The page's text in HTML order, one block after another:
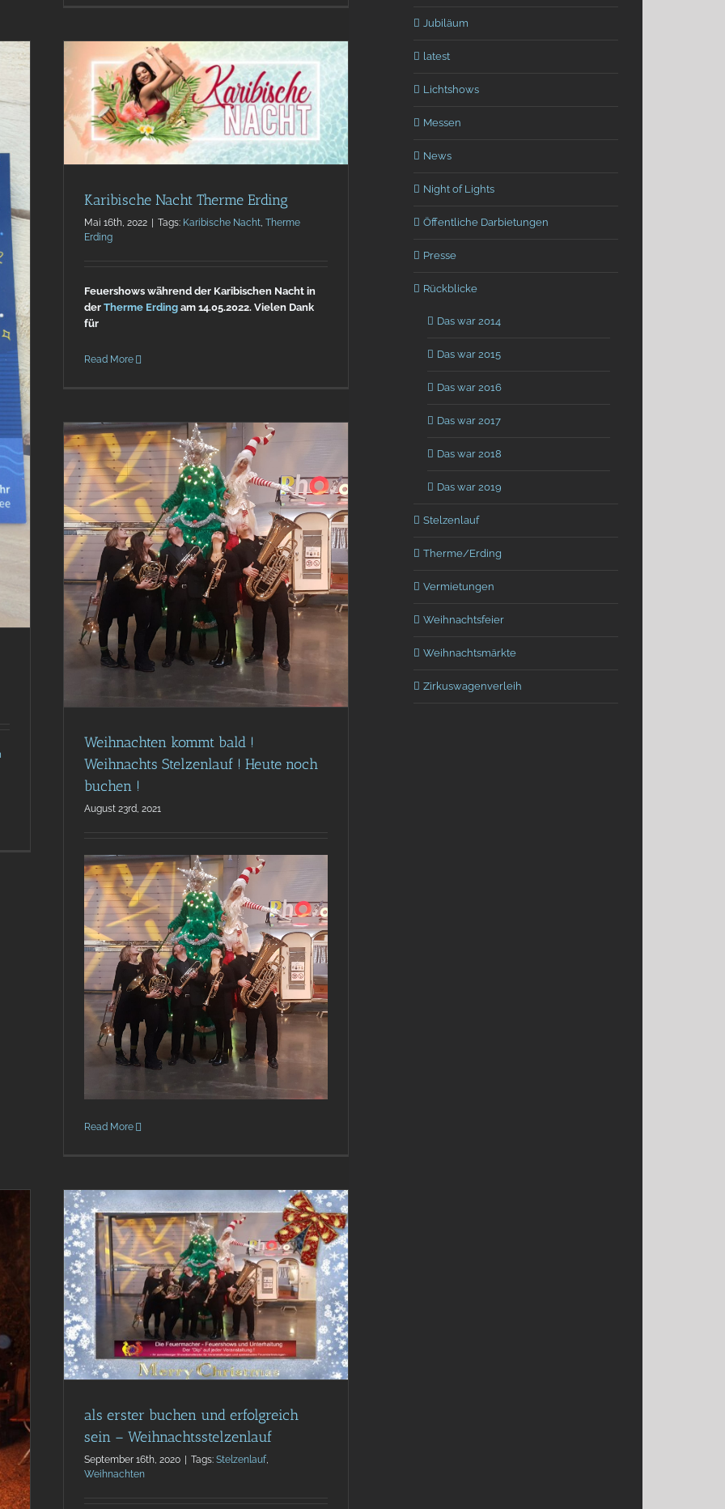
Karibische Nacht Therme Erding
Mai 16th, 2022 | Tags: Karibische Nacht, Therme
Erding
Feuershows während der Karibischen Nacht in
der Therme Erdingam 14.05.2022. Vielen Dank
für
Read More
Weihnachten kommt bald !
Weihnachts Stelzenlauf ! Heute noch
buchen !
August 23rd, 2021
Read More
–
als erster buchen und erfolgreich
sein – Weihnachtsstelzenlauf
September 16th, 2020 Tags: Stelzenlauf,
Weihnachten
Jubiläum
latest
Lichtshows
Messen
News
Night of Lights
Öffentliche Darbietungen
Presse
Rückblicke
Das war 2014
Das war 2015
Das war 2016
Das war 2017
Das war 2018
Das war 2019
Stelzenlauf
Therme/Erding
Vermietungen
Weihnachtsfeier
Weihnachtsmärkte
Zirkuswagenverleih